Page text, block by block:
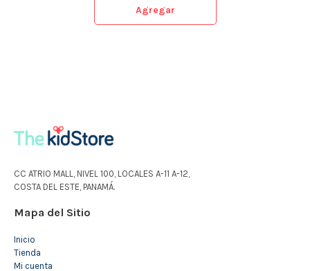
Agregar
CC ATRIO MALL, NIVEL 100, LOCALES A-11 A-12,
COSTA DEL ESTE, PANAMÁ.
Mapa del Sitio
Inicio
Tienda
Mi cuenta